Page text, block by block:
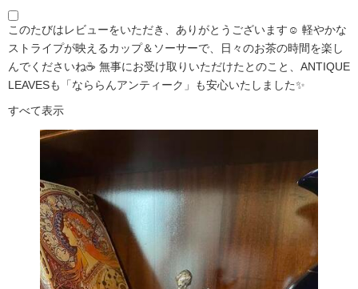
このたびはレビューをいただき、ありがとうございます☺️ 軽やかな
ストライプが映えるカップ＆ソーサーで、日々のお茶の時間を楽し
んでくださいね☕ 無事にお受け取りいただけたとのこと、ANTIQUE
LEAVESも「なららんアンティーク」も安心いたしました✨
すべて表示